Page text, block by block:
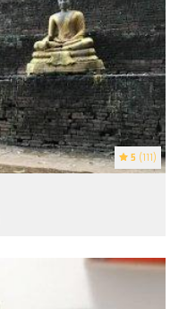
5 (111)